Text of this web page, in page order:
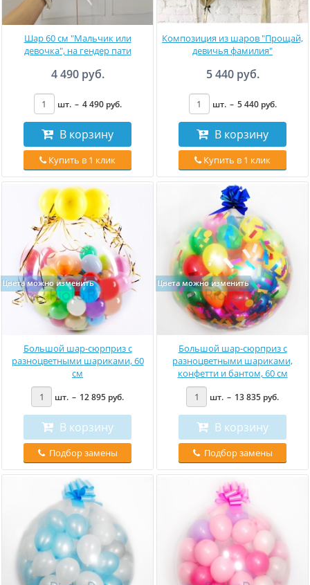
Шар 60 см "Мальчик или
девочка", на гендер пати
4 490 руб.
шт. – 4 490 руб.
В корзину
Купить в 1 клик
Композиция из шаров "Прощай,
девичья фамилия"
5 440 руб.
шт. – 5 440 руб.
В корзину
Купить в 1 клик
Цвета можно изменить
Большой шар-сюрприз с
разноцветными шариками, 60
см
шт. – 12 895 руб.
В корзину
Подбор замены
Цвета можно изменить
Большой шар-сюрприз с
разноцветными шариками,
конфетти и бантом, 60 см
шт. – 13 835 руб.
В корзину
Подбор замены